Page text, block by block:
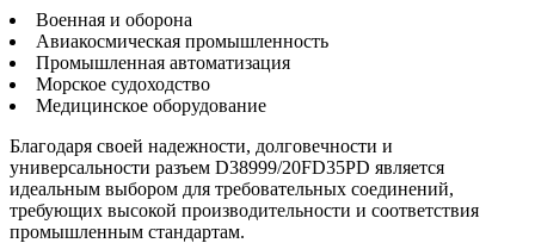
Военная и оборона
Авиакосмическая промышленность
Промышленная автоматизация
Морское судоходство
Медицинское оборудование
Благодаря своей надежности, долговечности и
универсальности разъем D38999/20FD35PD является
идеальным выбором для требовательных соединений,
требующих высокой производительности и соответствия
промышленным стандартам.